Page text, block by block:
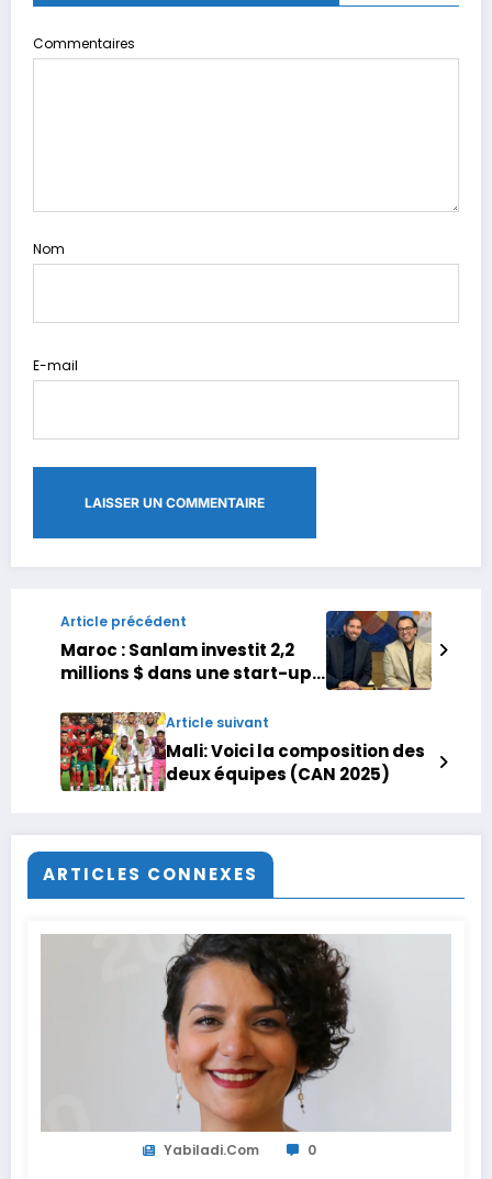
Commentaires
Nom
E-mail
Article précédent
Maroc : Sanlam investit 2,2
millions $ dans une start-up
de proximitéArticle suivant
Mali: Voici la composition des
deux équipes (CAN 2025)
ARTICLES CONNEXES
Yabiladi.com 0